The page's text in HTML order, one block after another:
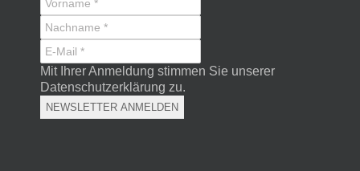
Mit Ihrer Anmeldung stimmen Sie unserer
Datenschutzerklärung zu.